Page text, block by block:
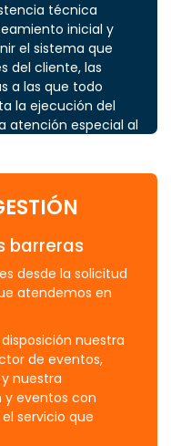
técnica
inicial y
el sistema que
del cliente, las
a las que todo
la ejecución del
atención especial al
barreras
desde la solicitud
atendemos en
nuestra
de eventos,
nuestra
y eventos con
servicio que